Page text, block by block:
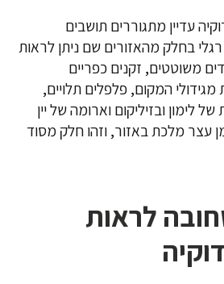
עדיין מתגוררים תושבים
בחלק מהאזורים שם ניתן לראות
משוטטים, זקנים כפריים
המקום, פלפלים תלויים,
לימון ובזיליקום וארומה של יין
עצר מלכת באזור, וזהו חלק מסוד
לראות